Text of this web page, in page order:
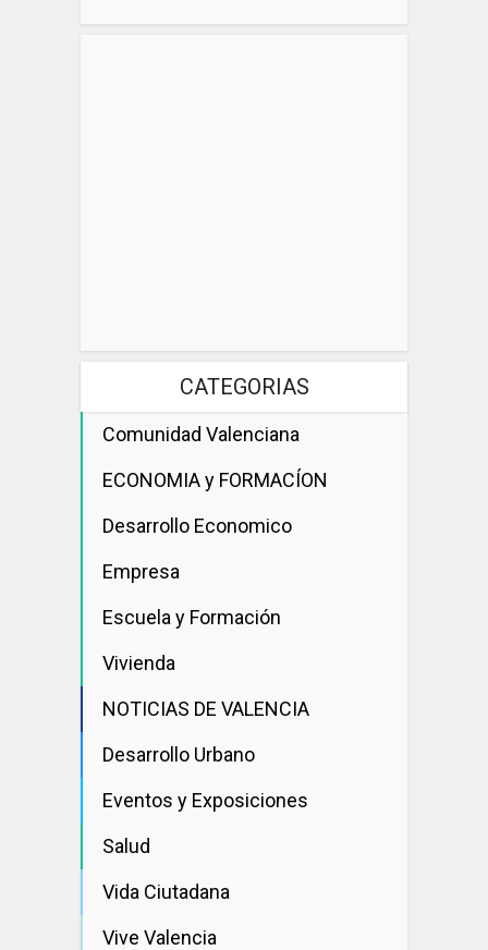
CATEGORIAS
Comunidad Valenciana
ECONOMIA y FORMACÍON
Desarrollo Economico
Empresa
Escuela y Formación
Vivienda
NOTICIAS DE VALENCIA
Desarrollo Urbano
Eventos y Exposiciones
Salud
Vida Ciutadana
Vive Valencia